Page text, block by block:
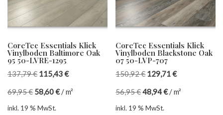
CoreTec Essentials Klick
Vinylboden Baltimore Oak
95 50-LVRE-1295
137,79€ 115,43€
69,95€ 58,60€/m²
inkl. 19 % MwSt.
CoreTec Essentials Klick
Vinylboden Blackstone Oak
07 50-LVP-707
150,92€ 129,71€
56,95€48,94€/m²
inkl. 19 % MwSt.